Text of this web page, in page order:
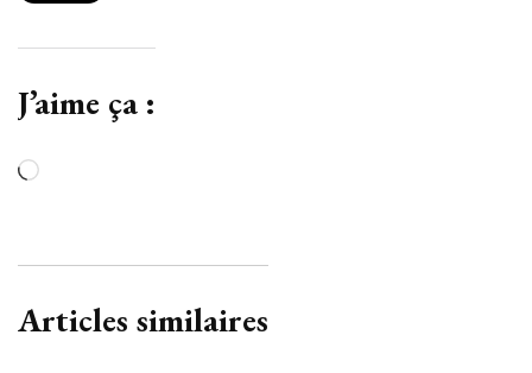
J’aime ça :
Chargement…
Articles similaires